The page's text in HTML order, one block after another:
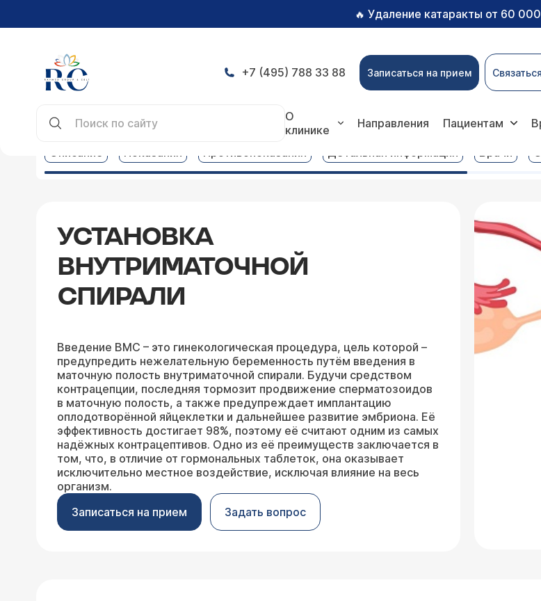
🔥 Удаление катаракты от 60
+7 (495) 788 33 88 Записаться на прием
О
клинике
Направления Пациентам
Описание Показания Противопоказания Детальная информация Врачи
УСТАНОВКА
ВНУТРИМАТОЧНОЙ
СПИРАЛИ
Введение ВМС – это гинекологическая процедура, цель которой –
предупредить нежелательную беременность путём введения в
маточную полость внутриматочной спирали. Будучи средством
контрацепции, последняя тормозит продвижение сперматозоидов
в маточную полость, а также предупреждает имплантацию
оплодотворённой яйцеклетки и дальнейшее развитие эмбриона. Её
эффективность достигает 98%, поэтому её считают одним из самых
надёжных контрацептивов. Одно из её преимуществ заключается в
том, что, в отличие от гормональных таблеток, она оказывает
исключительно местное воздействие, исключая влияние на весь
организм.
Записаться на прием
Задать вопрос